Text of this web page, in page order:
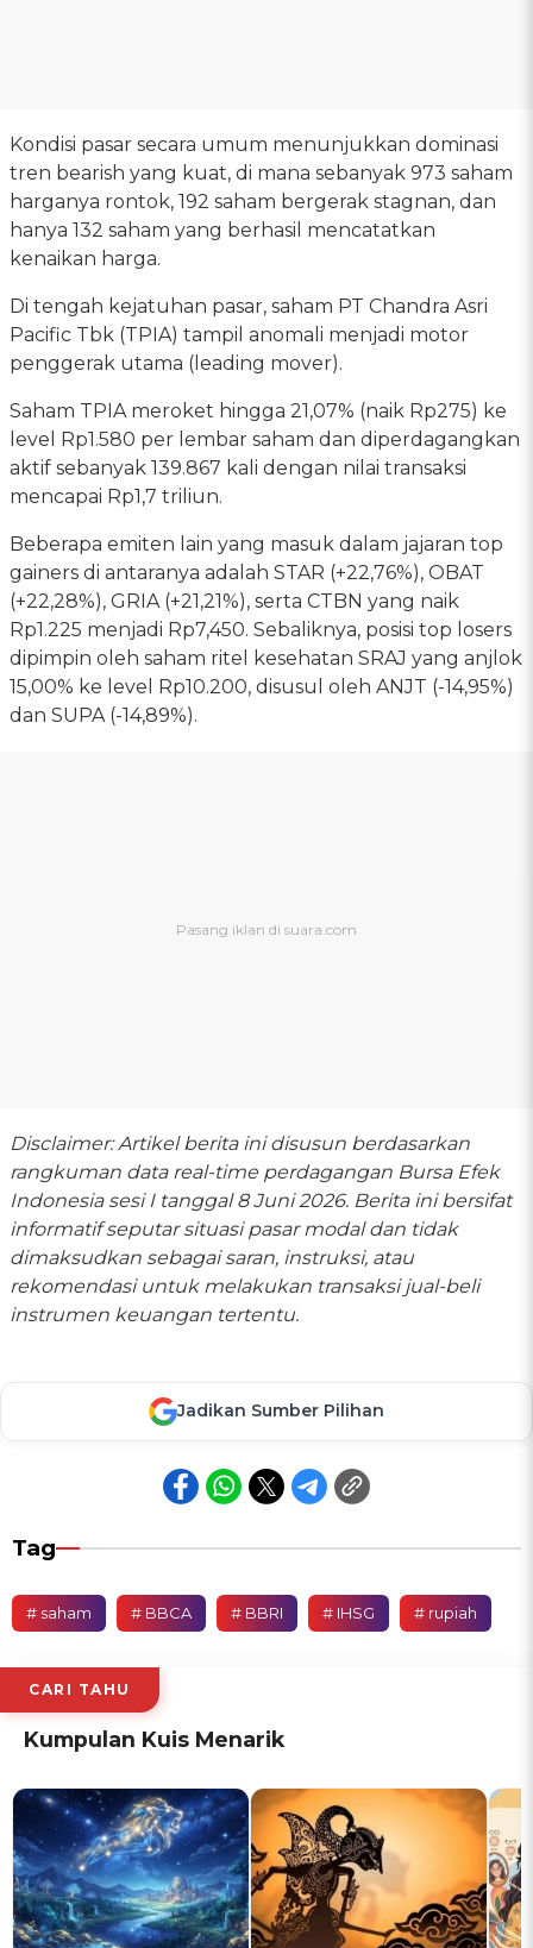
Kondisi pasar secara umum menunjukkan dominasi
tren bearish yang kuat, di mana sebanyak 973 saham
harganya rontok, 192 saham bergerak stagnan, dan
hanya 132 saham yang berhasil mencatatkan
kenaikan harga.
Di tengah kejatuhan pasar, saham PT Chandra Asri
Pacific Tbk (TPIA) tampil anomali menjadi motor
penggerak utama (leading mover).
Saham TPIA meroket hingga 21,07% (naik Rp275) ke
level Rp1.580 per lembar saham dan diperdagangkan
aktif sebanyak 139.867 kali dengan nilai transaksi
mencapai Rp1,7 triliun.
Beberapa emiten lain yang masuk dalam jajaran top
gainers di antaranya adalah STAR (+22,76%), OBAT
(+22,28%), GRIA (+21,21%), serta CTBN yang naik
Rp1.225 menjadi Rp7,450. Sebaliknya, posisi top losers
dipimpin oleh saham ritel kesehatan SRAJ yang anjlok
15,00% ke level Rp10.200, disusul oleh ANJT (-14,95%)
dan SUPA (-14,89%).
Disclaimer: Artikel berita ini disusun berdasarkan
rangkuman data real-time perdagangan Bursa Efek
Indonesia sesi I tanggal 8 Juni 2026. Berita ini bersifat
informatif seputar situasi pasar modal dan tidak
dimaksudkan sebagai saran, instruksi, atau
rekomendasi untuk melakukan transaksi jual-beli
instrumen keuangan tertentu.
Jadikan Sumber Pilihan
Tag
# saham # BBCA # BBRI # IHSG # rupiah
CARI TAHU
Kumpulan Kuis Menarik